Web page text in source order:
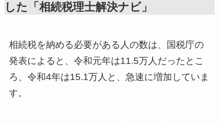
した「相続税理士解決ナビ」
相続税を納める必要がある人の数は、国税庁の
発表によると、令和元年は11.5万人だったとこ
ろ、令和4年は15.1万人と、急速に増加していま
す。